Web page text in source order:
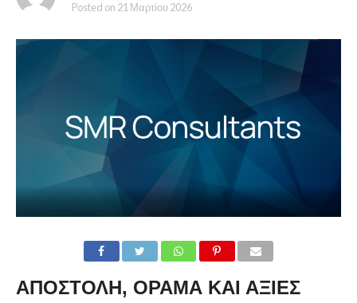
Posted on 21 Μαρτίου 2026
ΑΠΟΣΤΟΛΉ, ΌΡΑΜΑ ΚΑΙ ΑΞΊΕΣ